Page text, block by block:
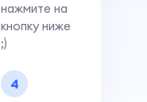
нажмите на
кнопку ниже
;)
4